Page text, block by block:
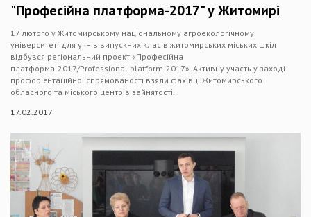
"Професійна платформа-2017" у Житомирі
17 лютого у Житомирському національному агроекологічному
університеті для учнів випускних класів житомирських міських шкіл
відбувся регіональний проект «Професійна
платформа-2017/Professional platform-2017». Активну участь у заході
профорієнтаційної спрямованості взяли фахівці Житомирського
обласного та міського центрів зайнятості.
17.02.2017